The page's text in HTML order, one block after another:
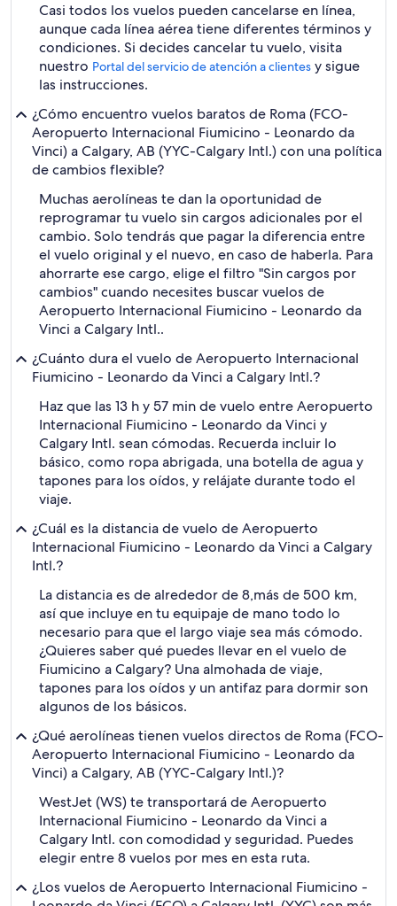
Casi todos los vuelos pueden cancelarse en línea,
aunque cada línea aérea tiene diferentes términos y
condiciones. Si decides cancelar tu vuelo, visita
nuestro Portal del servicio de atención a clientes y sigue
las instrucciones.
¿Cómo encuentro vuelos baratos de Roma (FCO-
Aeropuerto Internacional Fiumicino - Leonardo da
Vinci) a Calgary, AB (YYC-Calgary Intl.) con una política
de cambios flexible?
Muchas aerolíneas te dan la oportunidad de
reprogramar tu vuelo sin cargos adicionales por el
cambio. Solo tendrás que pagar la diferencia entre
el vuelo original y el nuevo, en caso de haberla. Para
ahorrarte ese cargo, elige el filtro "Sin cargos por
cambios" cuando necesites buscar vuelos de
Aeropuerto Internacional Fiumicino - Leonardo da
Vinci a Calgary Intl..
¿Cuánto dura el vuelo de Aeropuerto Internacional
Fiumicino - Leonardo da Vinci a Calgary Intl.?
Haz que las 13 h y 57 min de vuelo entre Aeropuerto
Internacional Fiumicino - Leonardo da Vinci y
Calgary Intl. sean cómodas. Recuerda incluir lo
básico, como ropa abrigada, una botella de agua y
tapones para los oídos, y relájate durante todo el
viaje.
¿Cuál es la distancia de vuelo de Aeropuerto
Internacional Fiumicino - Leonardo da Vinci a Calgary
Intl.?
La distancia es de alrededor de 8,más de 500 km,
así que incluye en tu equipaje de mano todo lo
necesario para que el largo viaje sea más cómodo.
¿Quieres saber qué puedes llevar en el vuelo de
Fiumicino a Calgary? Una almohada de viaje,
tapones para los oídos y un antifaz para dormir son
algunos de los básicos.
¿Qué aerolíneas tienen vuelos directos de Roma (FCO-
Aeropuerto Internacional Fiumicino - Leonardo da
Vinci) a Calgary, AB (YYC-Calgary Intl.)?
WestJet (WS) te transportará de Aeropuerto
Internacional Fiumicino - Leonardo da Vinci a
Calgary Intl. con comodidad y seguridad. Puedes
elegir entre 8 vuelos por mes en esta ruta.
¿Los vuelos de Aeropuerto Internacional Fiumicino -